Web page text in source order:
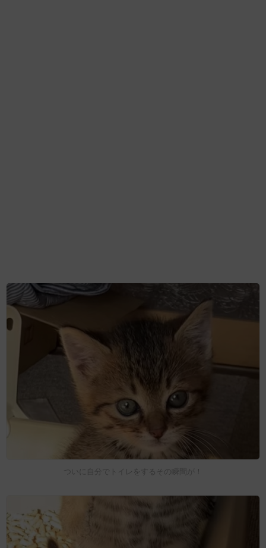
ついに自分でトイレをするその瞬間が！